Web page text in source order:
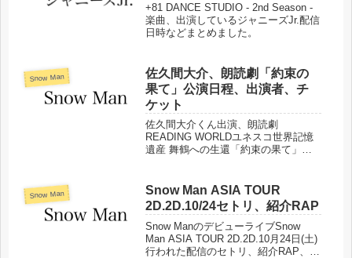
+81 DANCE STUDIO - 2nd Season -
楽曲、出演しているジャニーズJr.配信
日時などまとめました。
Snow Man
佐久間大介、朗読劇「約束の
果て」公演日程、出演者、チ
ケット
佐久間大介くん出演、朗読劇
READING WORLDユネスコ世界記憶
遺産 舞鶴への生還「約束の果て」公
Snow Man
Snow Man ASIA TOUR
2D.2D.10/24セトリ、紹介RAP
Snow ManのデビューライブSnow
Man ASIA TOUR 2D.2D.10月24日(土)
行われた配信のセトリ、紹介RAP、